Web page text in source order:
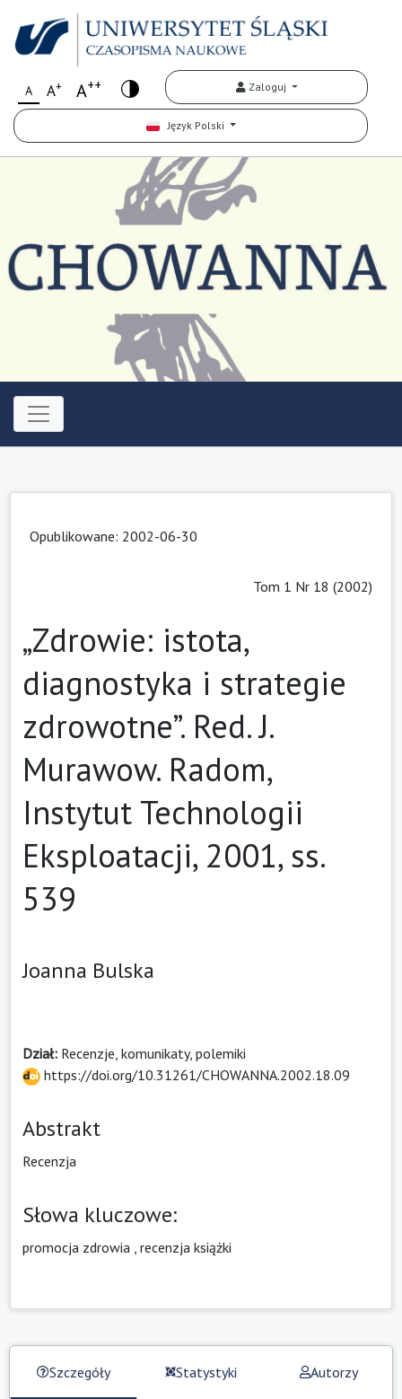
A A+ A++ Zaloguj
Język Polski
Opublikowane: 2002-06-30
Tom 1 Nr 18 (2002)
„Zdrowie: istota,
diagnostyka i strategie
zdrowotne”. Red. J.
Murawow. Radom,
Instytut Technologii
Eksploatacji, 2001, ss.
539
Joanna Bulska
Dział: Recenzje, komunikaty, polemiki
https://doi.org/10.31261/CHOWANNA.2002.18.09
Abstrakt
Recenzja
Słowa kluczowe:
promocja zdrowia recenzja książki
Szczegóły Statystyki Autorzy